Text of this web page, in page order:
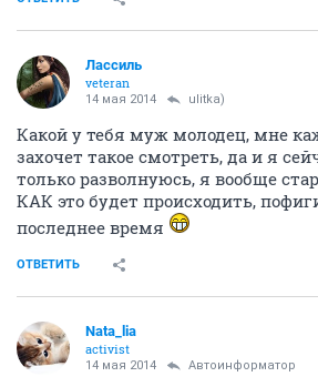
Лассиль
veteran
14 мая 2014 ulitka)
Какой у тебя муж молодец, мне
захочет такое смотреть, да и я
только разволнуюсь, я вообще
КАК это будет происходить,
последнее время
ОТВЕТИТЬ
Nata_lia
activist
14 мая 2014 Автоинформатор